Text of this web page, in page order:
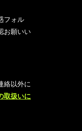
フォル
お願いい
絡以外に
取扱いに